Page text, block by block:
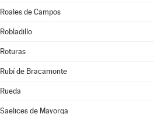
Roales de Campos
Robladillo
Roturas
Rubí de Bracamonte
Rueda
Saelices de Mayorga